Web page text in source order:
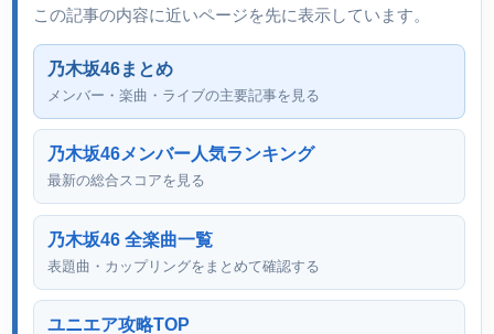
この記事の内容に近いページを先に表示しています。
乃木坂46まとめ
メンバー・楽曲・ライブの主要記事を見る
乃木坂46メンバー人気ランキング
最新の総合スコアを見る
乃木坂46 全楽曲一覧
表題曲・カップリングをまとめて確認する
ユニエア攻略TOP